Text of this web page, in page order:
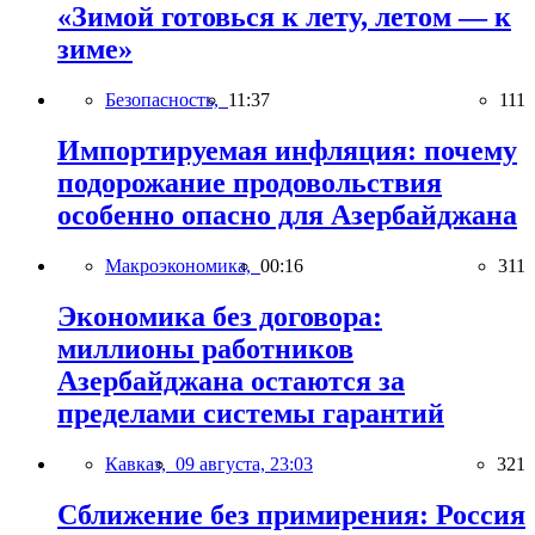
«Зимой готовься к лету, летом — к
зиме»
Безопасность, 11:37 111
Импортируемая инфляция: почему
подорожание продовольствия
особенно опасно для Азербайджана
Макроэкономика, 00:16 311
Экономика без договора:
миллионы работников
Азербайджана остаются за
пределами системы гарантий
Кавказ, 09 августа, 23:03 321
Сближение без примирения: Россия